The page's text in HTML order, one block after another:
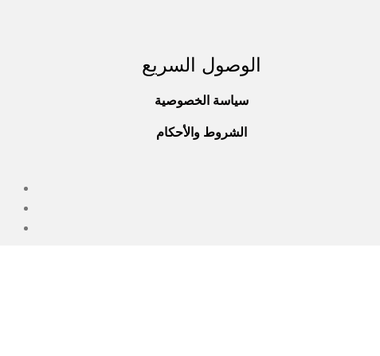
الوصول السريع
سياسة الخصوصية
الشروط والأحكام